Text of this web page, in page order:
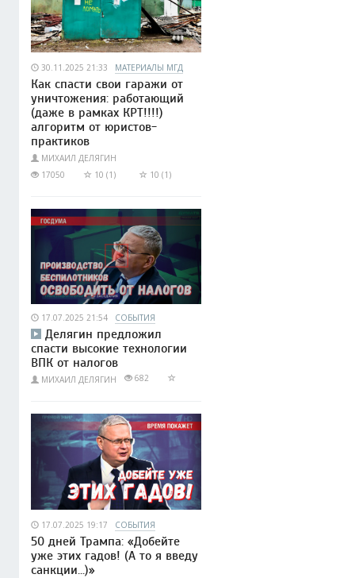
30.11.2025 21:33 МАТЕРИАЛЫ МГД
Как спасти свои гаражи от
уничтожения: работающий
(даже в рамках КРТ!!!!)
алгоритм от юристов-
практиков
МИХАИЛ ДЕЛЯГИН
17050
10 (1) 10 (1)
17.07.2025 21:54 СОБЫТИЯ
Делягин предложил
спасти высокие технологии
ВПК от налогов
МИХАИЛ ДЕЛЯГИН 682
17.07.2025 19:17 СОБЫТИЯ
50 дней Трампа: «Добейте
уже этих гадов! (А то я введу
санкции...)»